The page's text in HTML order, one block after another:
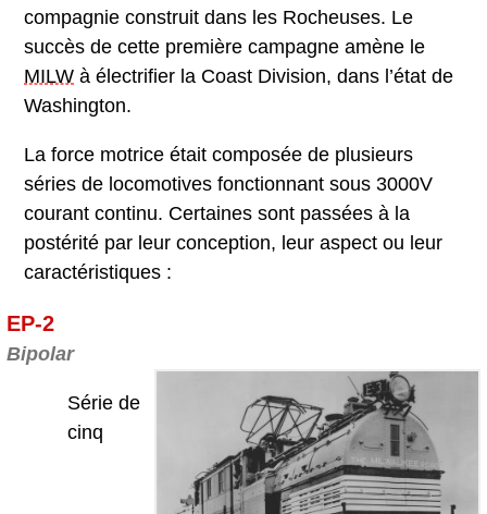
compagnie construit dans les Rocheuses. Le
succès de cette première campagne amène le
MILW à électrifier la Coast Division, dans l’état de
Washington.
La force motrice était composée de plusieurs
séries de locomotives fonctionnant sous 3000V
courant continu. Certaines sont passées à la
postérité par leur conception, leur aspect ou leur
caractéristiques :
EP-2
Bipolar
Série de
cinq